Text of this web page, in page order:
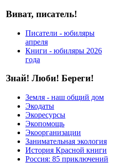
Виват, писатель!
Писатели - юбиляры
апреля
Книги - юбиляры 2026
года
Знай! Люби! Береги!
Земля - наш общий дом
Экодаты
Экоресурсы
Экопомощь
Экоорганизации
Занимательная экология
История Красной книги
Россия: 85 приключений